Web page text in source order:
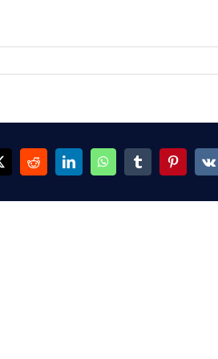
RedditLinkedInWhatsAppTumblrPinterest
Vk